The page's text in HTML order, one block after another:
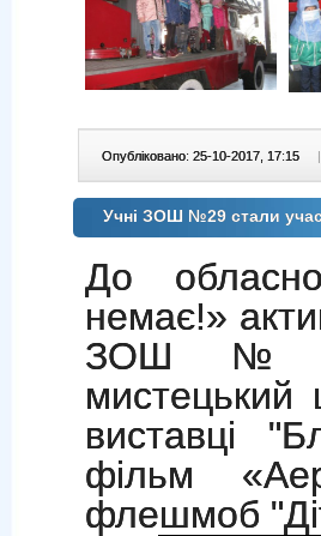
Опубліковано: 25-10-2017, 17:15
Учні ЗОШ №29 стали
До
немає!»
ЗОШ
виставці
фільм
флешмоб "